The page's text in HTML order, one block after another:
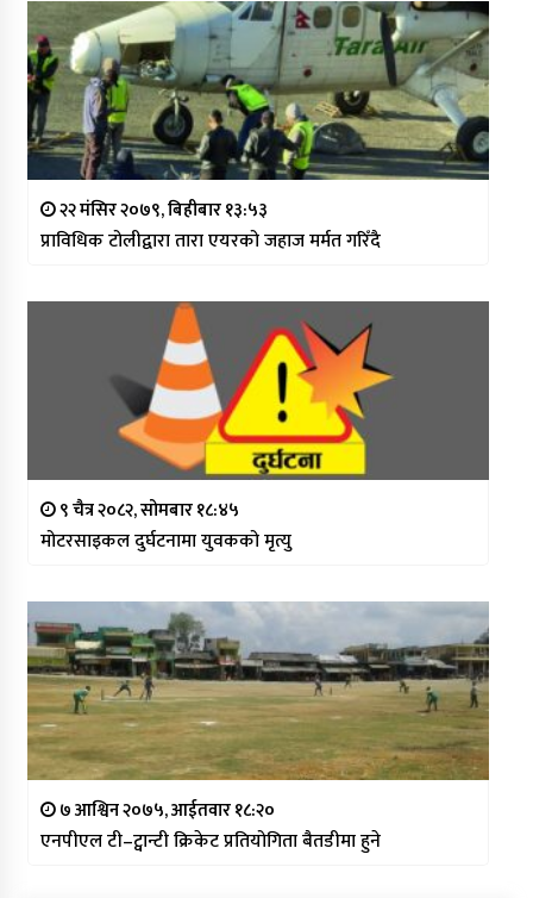
२२ मंसिर २०७९, बिहीबार १३:५३
प्राविधिक टोलीद्वारा तारा एयरको जहाज मर्मत गरिँदै
९ चैत्र २०८२, सोमबार १८:४५
मोटरसाइकल दुर्घटनामा युवकको मृत्यु
७ आश्विन २०७५, आईतवार १८:२०
एनपीएल टी–ट्वान्टी क्रिकेट प्रतियोगिता बैतडीमा हुने